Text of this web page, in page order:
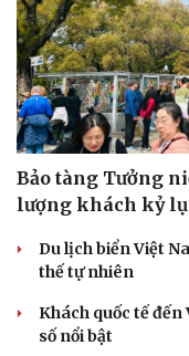
Tư vấn
Săn Tour
Bảo tàng Tưởng
lượng khách kỷ
Du lịch biển Việt
thế tự nhiên
Khách quốc tế
số nổi bật